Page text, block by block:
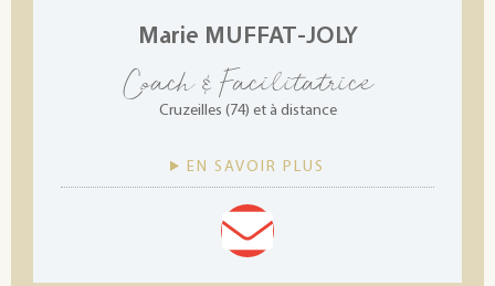
Marie MUFFAT-JOLY
Coach & Facilitatrice
Cruzeilles (74) et à distance
EN SAVOIR PLUS